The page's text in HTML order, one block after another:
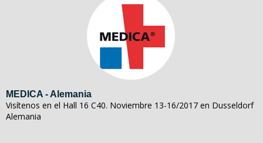
MEDICA - Alemania
Visítenos en el Hall 16 C40. Noviembre 13-16/2017 en Dusseldorf
Alemania